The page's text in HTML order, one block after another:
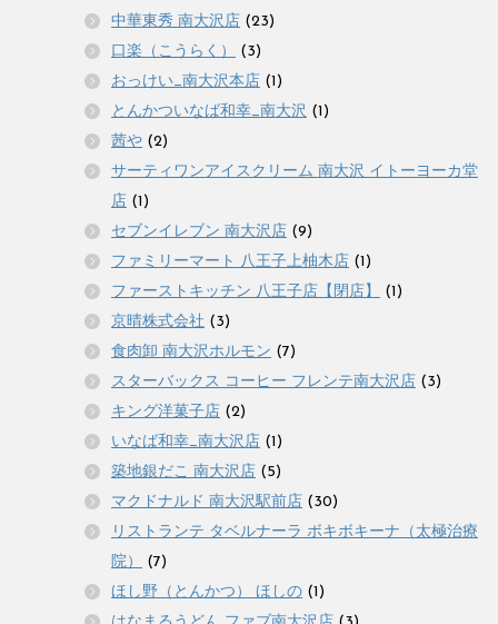
中華東秀 南大沢店 (23)
口楽（こうらく）
(3)
おっけい_南大沢本店 (1)
とんかついなば和幸_南大沢 (1)
茜や (2)
サーティワンアイスクリーム 南大沢 イトーヨーカ堂
店 (1)
セブンイレブン 南大沢店 (9)
ファミリーマート 八王子上柚木店 (1)
ファーストキッチン 八王子店【閉店】
(1)
京晴株式会社 (3)
食肉卸 南大沢ホルモン (7)
スターバックス コーヒー フレンテ南大沢店 (3)
キング洋菓子店 (2)
いなば和幸_南大沢店 (1)
築地銀だこ 南大沢店 (5)
マクドナルド 南大沢駅前店 (30)
リストランテ タベルナーラ ボキボキーナ（太極治療
院）
(7)
ほし野（とんかつ） ほしの (1)